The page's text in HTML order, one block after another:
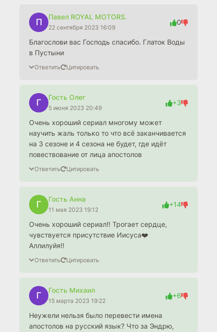
П
Павел ROYAL MOTORS.
22 сентября 2023 16:09
0
Благослови вас Господь спасибо. Глаток Воды
в Пустыни
Ответить Цитировать
Г
Гость Олег
5 июня 2023 20:49
+3
Очень хороший сериал многому может
научить жаль только то что всё заканчивается
на 3 сезоне и 4 сезона не будет, где идёт
повествование от лица апостолов
Ответить Цитировать
Г
Гость Анна
11 мая 2023 19:12
+14
Очень хороший сериал!! Трогает сердце,
чувствуется присутствие Иисуса❤️
Аллилуйя!!
Ответить Цитировать
Г
Гость Михаил
15 марта 2023 19:22
+6
Неужели нельзя было перевести имена
апостолов на русский язык? Что за Эндрю,